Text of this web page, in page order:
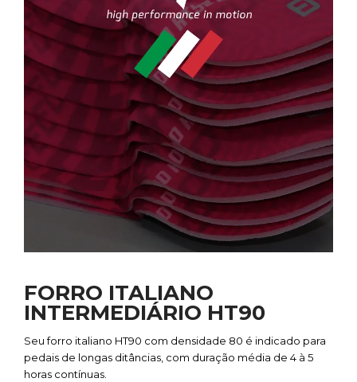
FORRO ITALIANO
INTERMEDIÁRIO HT90
Seu forro italiano HT90 com densidade 80 é indicado para
pedais de longas ditâncias, com duração média de 4 à 5
horas contínuas.